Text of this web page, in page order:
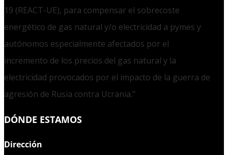
19 (REACT-UE), para compensar el sobrecoste
energético de gas natural y/o electricidad a pymes y
autónomos especialmente afectados por el
incremento de los precios del gas natural y la
electricidad provocados por el impacto de la guerra de
agresión de Rusia contra Ucrania."
DÓNDE ESTAMOS
Dirección